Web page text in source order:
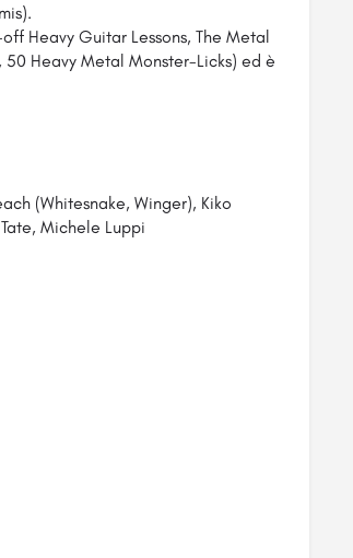
Heavy Guitar Lessons, The Metal
Heavy Metal Monster-Licks) ed è
(Whitesnake, Winger), Kiko
Michele Luppi